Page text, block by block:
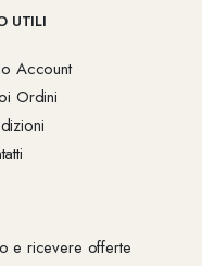
UTILI
Account
Ordini
e ricevere offerte